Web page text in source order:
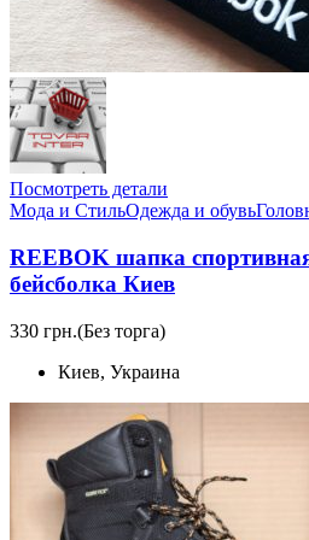
Посмотреть детали
Мода и СтильОдежда и обувь
REEBOK шапка
бейсболка Киев
330 грн.(Без торга)
Киев, Украина